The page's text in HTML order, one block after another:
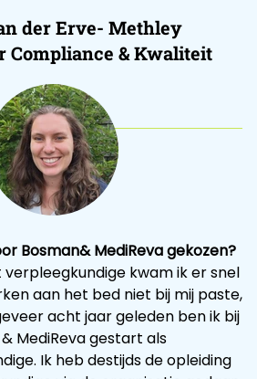
der Erve- Methley
Compliance & Kwaliteit
Bosman& MediReva gekozen?
kwam ik er snel
aan het bed niet bij mij paste,
acht jaar geleden ben ik bij
MediReva gestart als
Ik heb destijds de opleiding